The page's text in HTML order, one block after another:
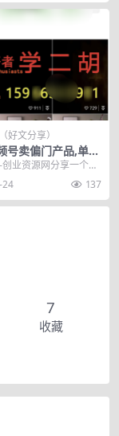
好文分享）
号卖偏门产品,单笔
元
业资源网分享一个零
偏门产品,单笔利润50
24 137
7
收藏